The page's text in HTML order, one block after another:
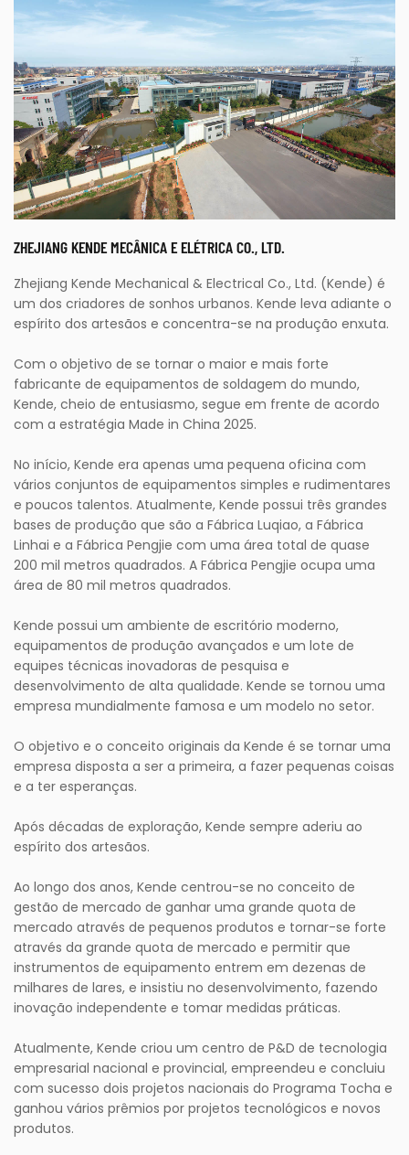
ZHEJIANG KENDE MECÂNICA E ELÉTRICA CO., LTD.
Zhejiang Kende Mechanical & Electrical Co., Ltd. (Kende) é
um dos criadores de sonhos urbanos. Kende leva adiante o
espírito dos artesãos e concentra-se na produção enxuta.
Com o objetivo de se tornar o maior e mais forte
fabricante de equipamentos de soldagem do mundo,
Kende, cheio de entusiasmo, segue em frente de acordo
com a estratégia Made in China 2025.
No início, Kende era apenas uma pequena oficina com
vários conjuntos de equipamentos simples e rudimentares
e poucos talentos. Atualmente, Kende possui três grandes
bases de produção que são a Fábrica Luqiao, a Fábrica
Linhai e a Fábrica Pengjie com uma área total de quase
200 mil metros quadrados. A Fábrica Pengjie ocupa uma
área de 80 mil metros quadrados.
Kende possui um ambiente de escritório moderno,
equipamentos de produção avançados e um lote de
equipes técnicas inovadoras de pesquisa e
desenvolvimento de alta qualidade. Kende se tornou uma
empresa mundialmente famosa e um modelo no setor.
O objetivo e o conceito originais da Kende é se tornar uma
empresa disposta a ser a primeira, a fazer pequenas coisas
e a ter esperanças.
Após décadas de exploração, Kende sempre aderiu ao
espírito dos artesãos.
Ao longo dos anos, Kende centrou-se no conceito de
gestão de mercado de ganhar uma grande quota de
mercado através de pequenos produtos e tornar-se forte
através da grande quota de mercado e permitir que
instrumentos de equipamento entrem em dezenas de
milhares de lares, e insistiu no desenvolvimento, fazendo
inovação independente e tomar medidas práticas.
Atualmente, Kende criou um centro de P&D de tecnologia
empresarial nacional e provincial, empreendeu e concluiu
com sucesso dois projetos nacionais do Programa Tocha e
ganhou vários prêmios por projetos tecnológicos e novos
produtos.